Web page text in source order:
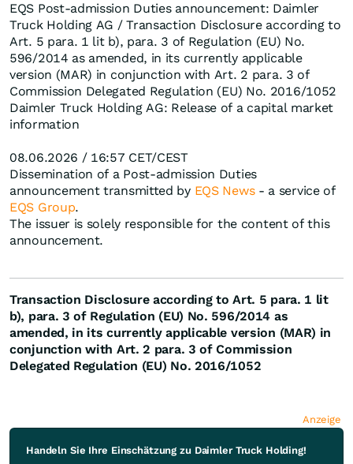
EQS Post-admission Duties announcement: Daimler
Truck Holding AG / Transaction Disclosure according to
Art. 5 para. 1 lit b), para. 3 of Regulation (EU) No.
596/2014 as amended, in its currently applicable
version (MAR) in conjunction with Art. 2 para. 3 of
Commission Delegated Regulation (EU) No. 2016/1052
Daimler Truck Holding AG: Release of a capital market
information
08.06.2026 / 16:57 CET/CEST
Dissemination of a Post-admission Duties
announcement transmitted by EQS News- a service of
EQS Group.
The issuer is solely responsible for the content of this
announcement.
Transaction Disclosure according to Art. 5 para. 1 lit
b), para. 3 of Regulation (EU) No. 596/2014 as
amended, in its currently applicable version (MAR) in
conjunction with Art. 2 para. 3 of Commission
Delegated Regulation (EU) No. 2016/1052
Anzeige
Handeln Sie Ihre Einschätzung zu Daimler Truck Holding!